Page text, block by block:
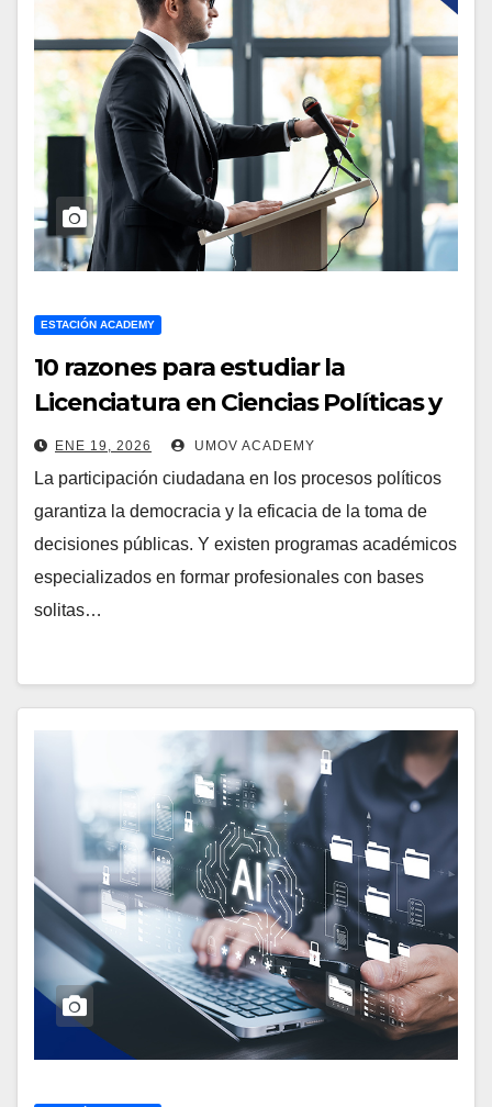
ESTACIÓN ACADEMY
10 razones para estudiar la
Licenciatura en Ciencias Políticas y
Administración Pública
ENE 19, 2026 UMOV ACADEMY
La participación ciudadana en los procesos políticos
garantiza la democracia y la eficacia de la toma de
decisiones públicas. Y existen programas académicos
especializados en formar profesionales con bases
solitas…